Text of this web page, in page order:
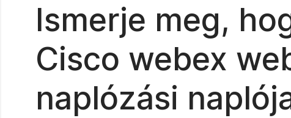
Ismerje meg,
Cisco webex
naplózási